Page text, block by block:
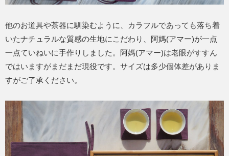
他のお道具や茶器に馴染むように、カラフルであっても落ち着
いたナチュラルな質感の生地にこだわり、阿媽(アマー)が一点
一点ていねいに手作りしました。阿媽(アマー)は老眼がすすん
ではいますがまだまだ現役です。サイズは多少個体差がありま
すがご了承ください。